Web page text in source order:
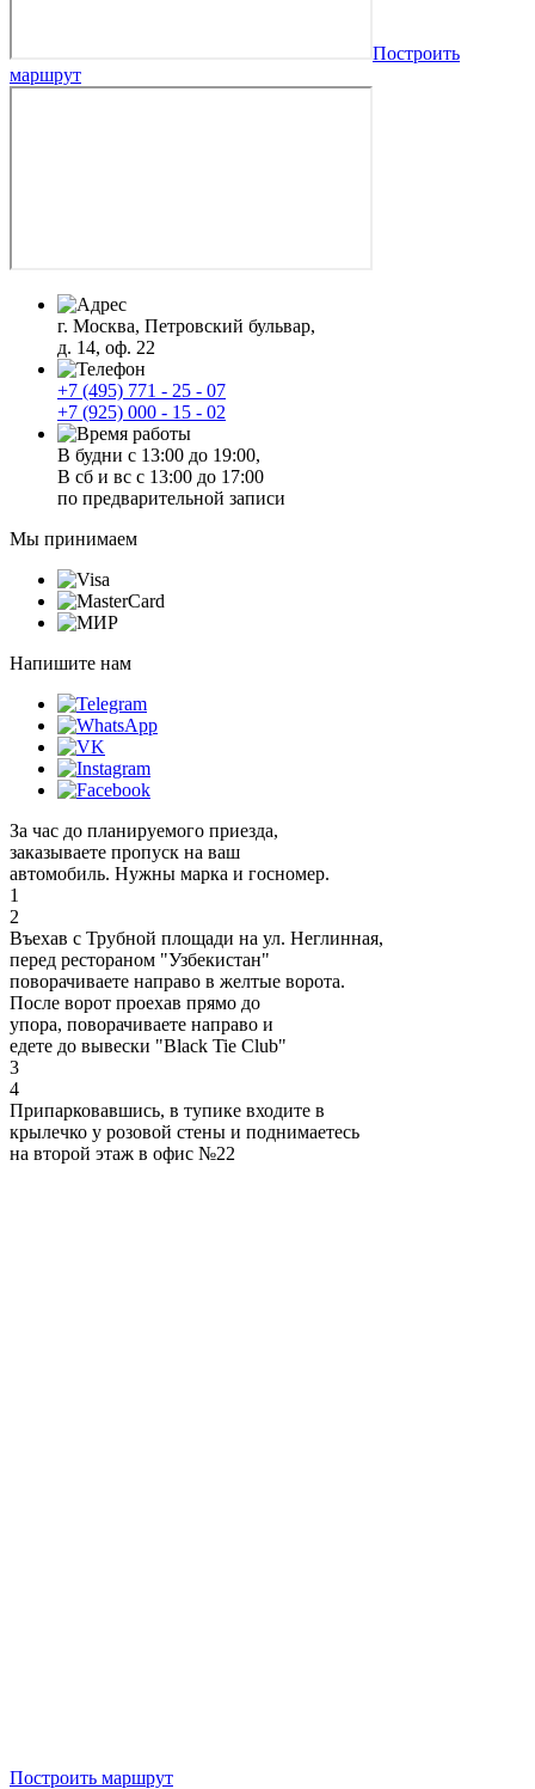
Построить
маршрут
г. Москва, Петровский бульвар,
д. 14, оф. 22
+7 (495) 771 - 25 - 07
+7 (925) 000 - 15 - 02
В будни с 13:00 до 19:00,
В сб и вс с 13:00 до 17:00
по предварительной записи
Мы принимаем
Напишите нам
За час до планируемого приезда,
заказываете пропуск на ваш
автомобиль. Нужны марка и госномер.
1
2
Въехав с Трубной площади на ул. Неглинная,
перед рестораном "Узбекистан"
поворачиваете направо в желтые ворота.
После ворот проехав прямо до
упора, поворачиваете направо и
едете до вывески "Black Tie Club"
3
4
Припарковавшись, в тупике входите в
крылечко у розовой стены и поднимаетесь
на второй этаж в офис №22
Построить маршрут